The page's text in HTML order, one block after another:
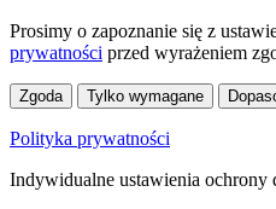
Prosimy o zapoznanie się z
prywatności przed wyrażeniem
Zgoda Tylko wymagane
Polityka prywatności
Indywidualne ustawienia ochrony